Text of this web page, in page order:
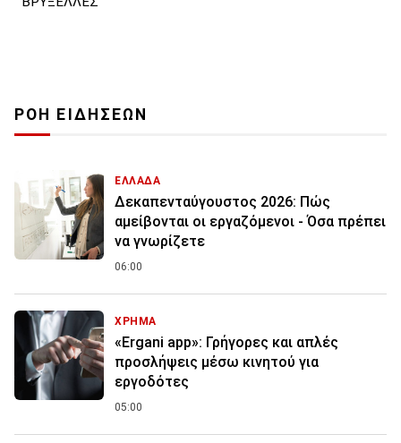
ΡΟΗ ΕΙΔΗΣΕΩΝ
ΕΛΛΑΔΑ
Δεκαπενταύγουστος 2026: Πώς
αμείβονται οι εργαζόμενοι - Όσα πρέπει
να γνωρίζετε
06:00
ΧΡΗΜΑ
«Ergani app»: Γρήγορες και απλές
προσλήψεις μέσω κινητού για
εργοδότες
05:00